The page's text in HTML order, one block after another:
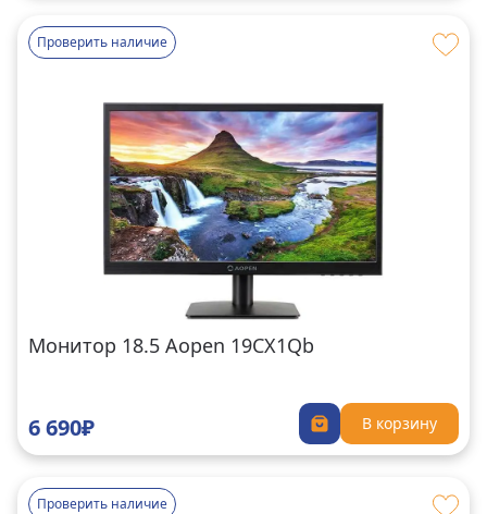
Проверить наличие
Монитор 18.5 Aopen 19CX1Qb
6 690₽ В корзину
Проверить наличие